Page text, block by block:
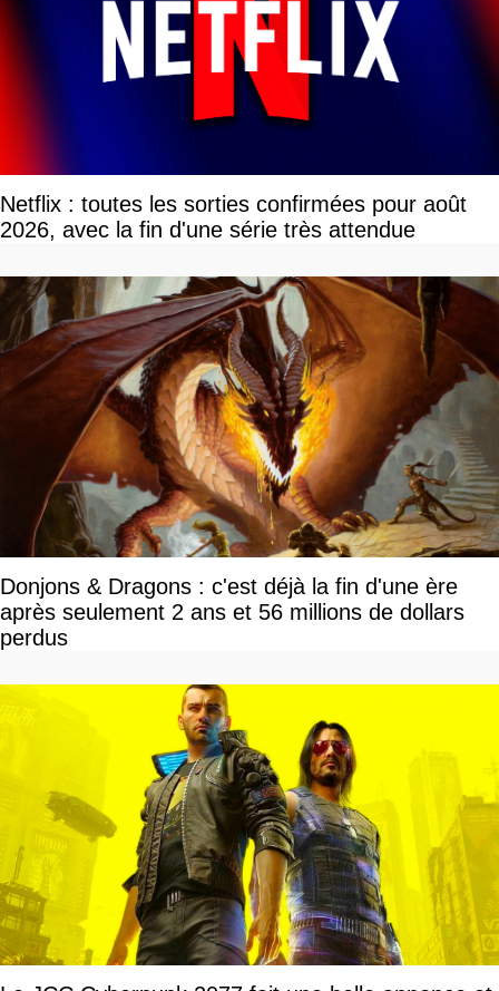
Netflix : toutes les sorties confirmées pour août
2026, avec la fin d'une série très attendue
Donjons & Dragons : c'est déjà la fin d'une ère
après seulement 2 ans et 56 millions de dollars
perdus